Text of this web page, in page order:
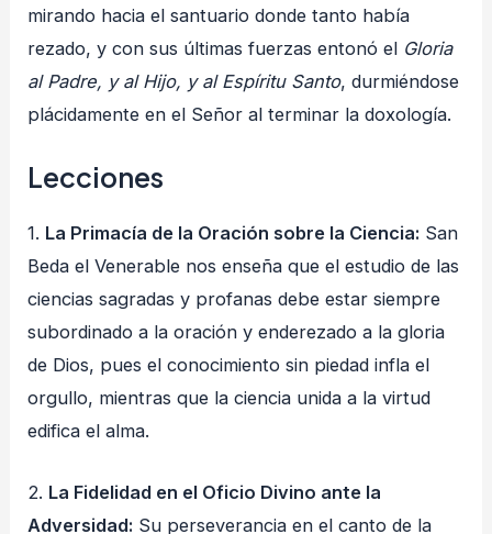
mirando hacia el santuario donde tanto había
rezado, y con sus últimas fuerzas entonó el Gloria
al Padre, y al Hijo, y al Espíritu Santo, durmiéndose
plácidamente en el Señor al terminar la doxología.
Lecciones
1. La Primacía de la Oración sobre la Ciencia: San
Beda el Venerable nos enseña que el estudio de las
ciencias sagradas y profanas debe estar siempre
subordinado a la oración y enderezado a la gloria
de Dios, pues el conocimiento sin piedad infla el
orgullo, mientras que la ciencia unida a la virtud
edifica el alma.
2. La Fidelidad en el Oficio Divino ante la
Adversidad: Su perseverancia en el canto de la